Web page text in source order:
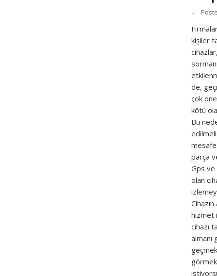
kişiler
de,
çok
kötü
Bu
parça
Gps ve
olan
hizmet
cihazı